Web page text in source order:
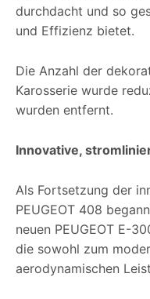
durchdacht und so
und Effizienz bietet.
Die Anzahl der
Karosserie wurde
wurden entfernt.
Innovative,
Als Fortsetzung der
PEUGEOT 408
neuen PEUGEOT E-
die sowohl zum
aerodynamischen